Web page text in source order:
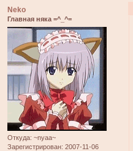
Neko
Главная няка =^_^=
Откуда: ~nyaa~
Зарегистрирован: 2007-11-06